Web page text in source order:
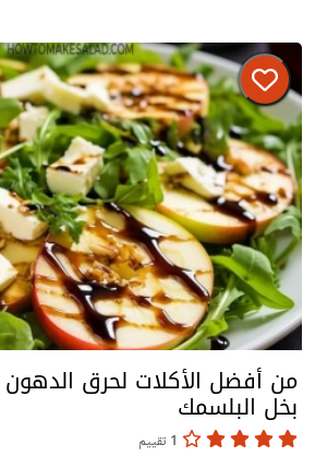
من أفضل الأكلات لحرق
بخل البلسمك
1 تقييم